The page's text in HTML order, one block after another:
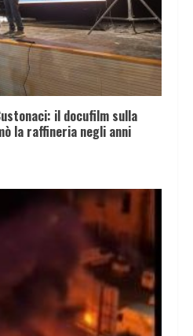
il docufilm sulla
la raffineria negli anni